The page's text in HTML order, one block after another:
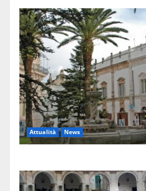
Attualità News